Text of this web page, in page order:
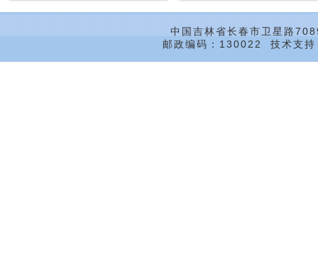
中国吉林省长春市卫星路
邮政编码：130022 技术支